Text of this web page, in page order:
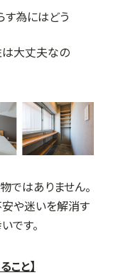
す為にはどう
は大丈夫なの
ではありません。
安や迷いを解消す
です。
こと】